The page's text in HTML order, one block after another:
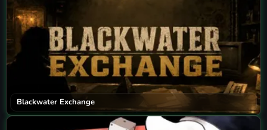
Blackwater Exchange